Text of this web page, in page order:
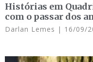
Histórias em
com o passar dos
Darlan Lemes 16/09/